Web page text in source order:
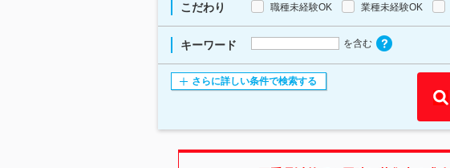
こだわり 職種未経験OK 業種未経験OK
キーワード を含む
さらに詳しい条件で検索する